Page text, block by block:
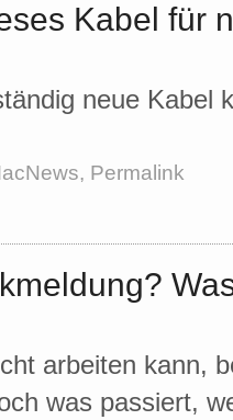
Kabel für
neue Kabel
, Permalink
arbeiten kann,
was passiert,